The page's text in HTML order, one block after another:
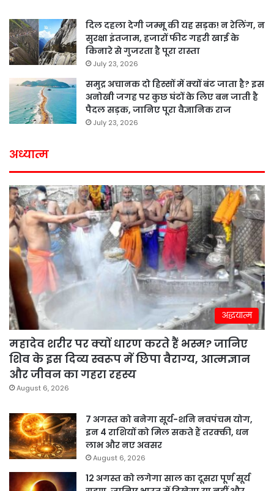
दिल दहला देगी जम्मू की यह सड़क! न रेलिंग, न
सुरक्षा इंतजाम, हजारों फीट गहरी खाई के
किनारे से गुजरता है पूरा रास्ता
July 23, 2026
समुद्र अचानक दो हिस्सों में क्यों बंट जाता है? इस
अनोखी जगह पर कुछ घंटों के लिए बन जाती है
पैदल सड़क, जानिए पूरा वैज्ञानिक राज
July 23, 2026
अध्यात्म
अद्धयात्म
महादेव शरीर पर क्यों धारण करते हैं भस्म? जानिए
शिव के इस दिव्य स्वरूप में छिपा वैराग्य, आत्मज्ञान
और जीवन का गहरा रहस्य
August 6, 2026
7 अगस्त को बनेगा सूर्य-शनि नवपंचम योग,
इन 4 राशियों को मिल सकते हैं तरक्की, धन
लाभ और नए अवसर
August 6, 2026
12 अगस्त को लगेगा साल का दूसरा पूर्ण सूर्य